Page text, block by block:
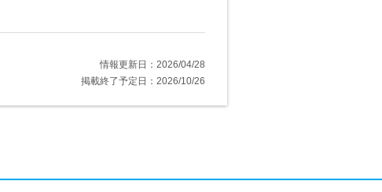
情報更新日：2026/04/28
掲載終了予定日：2026/10/26